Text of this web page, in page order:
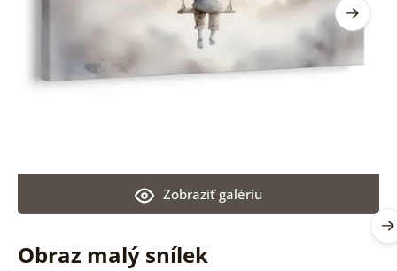
Obraz malý snílek
Zobraziť galériu